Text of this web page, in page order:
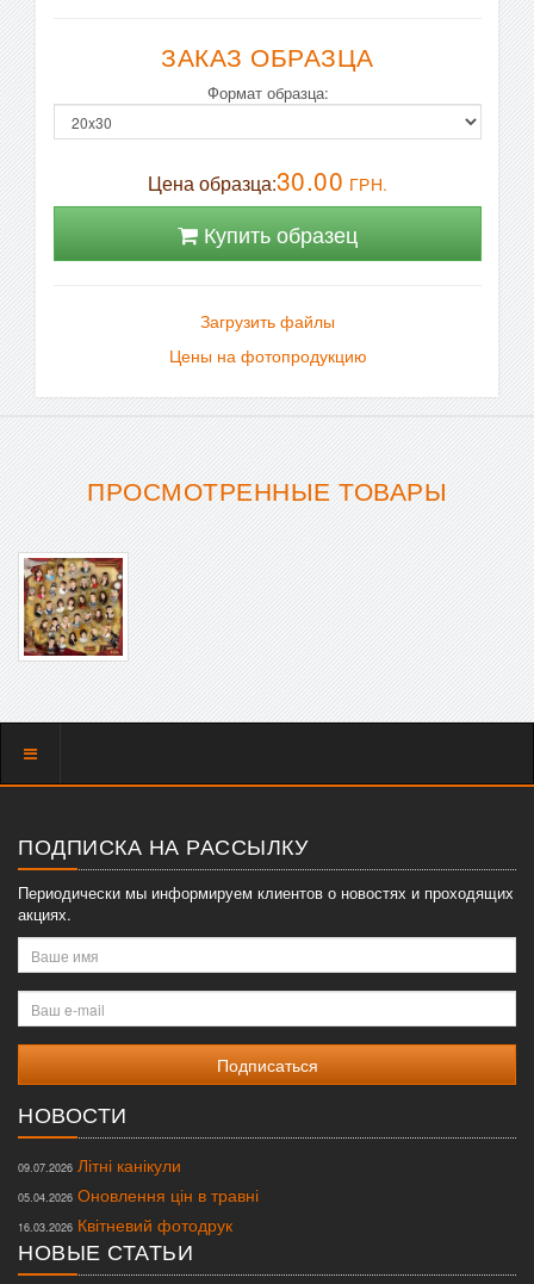
ЗАКАЗ ОБРАЗЦА
Формат образца:
Цена образца:30.00 ГРН.
Купить образец
Загрузить файлы
Цены на фотопродукцию
ПРОСМОТРЕННЫЕ ТОВАРЫ
Показать
ПОДПИСКА НА РАССЫЛКУ
Периодически мы информируем клиентов о новостях и проходящих
акциях.
Ваше
имя
Ваш
e-
mail
НОВОСТИ
09.07.2026 Літні канікули
05.04.2026 Оновлення цін в травні
16.03.2026 Квітневий фотодрук
НОВЫЕ СТАТЬИ